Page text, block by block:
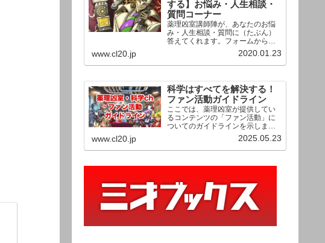
する】お悩み・人生相談・
質問コーナー
薬理凶室講師陣が、あなたのお悩
み・人生相談・質問に（たぶん）
答えてくれます。フォームからお
送りいただいた相談は、順次、動
画として公開される予定（時期未
定）！ どうぞお気軽にご質問く
www.cl20.jp 2020.01.23
科学はすべてを解決する！
ファン活動ガイドライン
ここでは、薬理凶室が提供してい
るコンテンツの「ファン活動」に
ついてのガイドラインを示しま
す。ご利用の場合は当ガイドライ
ンを遵守して頂けますよう、よろ
しくお願い申し上げます。
www.cl20.jp 2025.05.23